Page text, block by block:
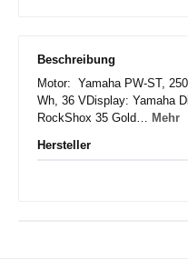
Beschreibung
Motor: Yamaha PW-ST,
Wh, 36 VDisplay: Yamaha
RockShox 35 Gold… Mehr
Hersteller